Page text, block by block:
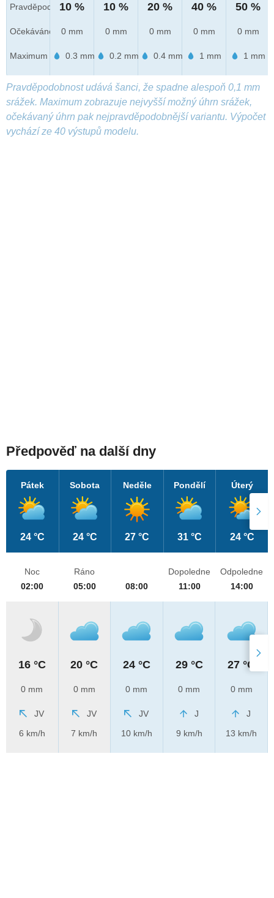
Pravděpod.
Očekáváno
Maximum
10 %
0 mm
0.3 mm
10 %
0 mm
0.2 mm
20 %
0 mm
0.4 mm
40 %
0 mm
1 mm
50 %
0 mm
1 mm
Pravděpodobnost udává šanci, že spadne alespoň 0,1 mm
srážek. Maximum zobrazuje nejvyšší možný úhrn srážek,
očekávaný úhrn pak nejpravděpodobnější variantu. Výpočet
vychází ze 40 výstupů modelu.
Předpověď na další dny
Pátek
24 °C
Sobota
24 °C
Neděle
27 °C
Pondělí
31 °C
Úterý
24 °C
Noc
02:00
16 °C
0 mm
JV
6 km/h
Ráno
05:00
20 °C
0 mm
JV
7 km/h
08:00
24 °C
0 mm
JV
10 km/h
Dopoledne
11:00
29 °C
0 mm
J
9 km/h
Odpoledne
14:00
27 °C
0 mm
J
13 km/h